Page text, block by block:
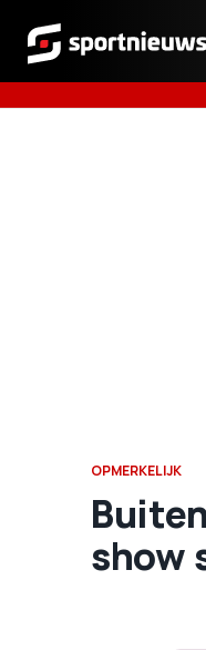
Sportnieuws.nl
OPMERKELIJK
show